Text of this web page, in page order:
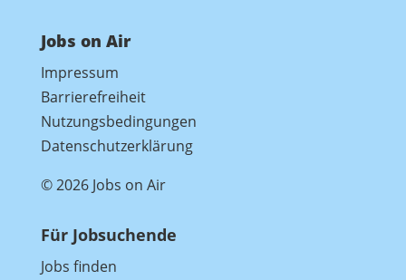
Jobs on Air
Impressum
Barrierefreiheit
Nutzungsbedingungen
Datenschutzerklärung
© 2026 Jobs on Air
Für Jobsuchende
Jobs finden